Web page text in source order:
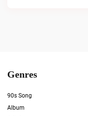
Genres
90s Song
Album